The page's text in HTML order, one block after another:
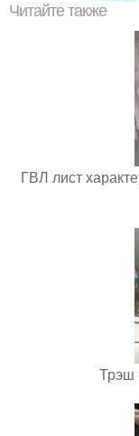
Читайте также
ГВЛ лист
Трэш